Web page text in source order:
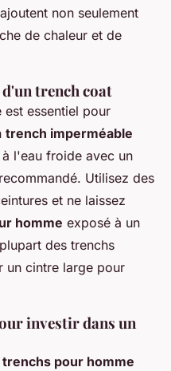
non seulement
de chaleur et de
trench coat
est essentiel pour
trench imperméable
l'eau froide avec un
Utilisez des
et ne laissez
homme exposé à un
des trenchs
un cintre large pour
investir dans un
pour homme